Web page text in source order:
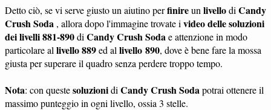
Detto ciò, se vi serve giusto un aiutino perfinireun livellodi Candy
Crush Soda , allora dopo l'immagine trovate i video delle soluzioni
dei livelli 881-890di Candy Crush Sodae attenzione in modo
particolare al livello 889ed al livello 890, dove è bene fare la mossa
giusta per superare il quadro senza perdere troppo tempo.
Nota: con questesoluzionidi Candy Crush Sodapotrai ottenere il
massimo punteggio in ogni livello, ossia 3 stelle.